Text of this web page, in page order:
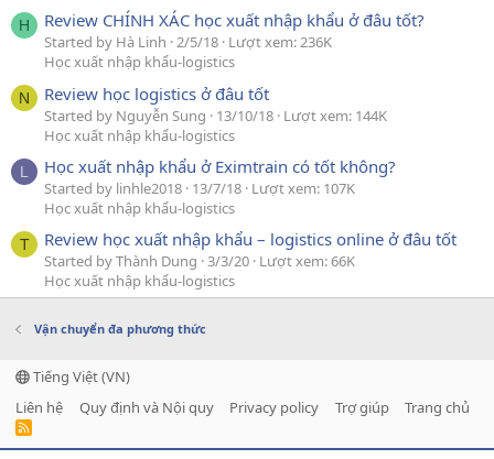
H Review CHÍNH XÁC học xuất nhập khẩu ở đâu tốt?
Started by Hà Linh 2/5/18 Lượt xem: 236K
Học xuất nhập khẩu-logistics
N Review học logistics ở đâu tốt
Started by Nguyễn Sung 13/10/18 Lượt xem: 144K
Học xuất nhập khẩu-logistics
L Học xuất nhập khẩu ở Eximtrain có tốt không?
Started by linhle2018 13/7/18 Lượt xem: 107K
Học xuất nhập khẩu-logistics
T Review học xuất nhập khẩu – logistics online ở đâu tốt
Started by Thành Dung 3/3/20 Lượt xem: 66K
Học xuất nhập khẩu-logistics
Vận chuyển đa phương thức
Tiếng Việt (VN)
Liên hệ
Quy định và Nội quy Privacy policy Trợ giúp Trang chủ
R